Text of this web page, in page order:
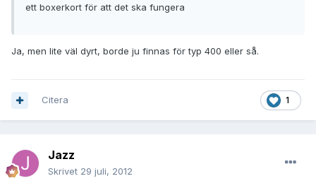
ett boxerkort för att det ska fungera
Ja, men lite väl dyrt, borde ju finnas för typ 400 eller så.
1
Citera
Jazz
Skrivet 29 juli, 2012